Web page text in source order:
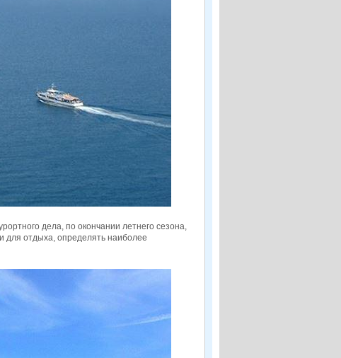
дела, по окончании летнего сезона,
для отдыха, определять наиболее